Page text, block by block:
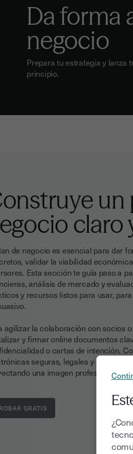
Da forma
negocio
Prepara tu estrategia y lanza
principio.
un
claro
de negocio es esencial para dar
validar la viabilidad
Esta sección te guía paso a
análisis de mercado y
y recursos listos para usar,
agilizar la colaboración con socios
y firmar online documentos
o cartas de intención.
seguras, legales y trazables,
una imagen profesional